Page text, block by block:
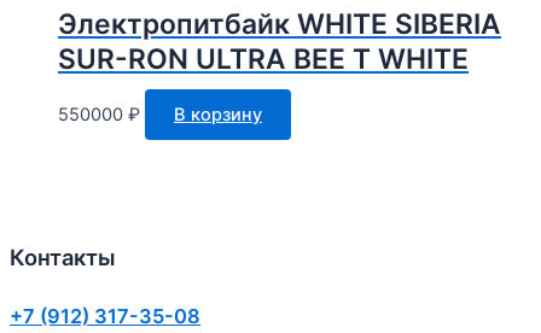
Электропитбайк WHITE SIBERIA
SUR-RON ULTRA BEE T WHITE
550000 ₽ В корзину
Контакты
+7 (912) 317-35-08